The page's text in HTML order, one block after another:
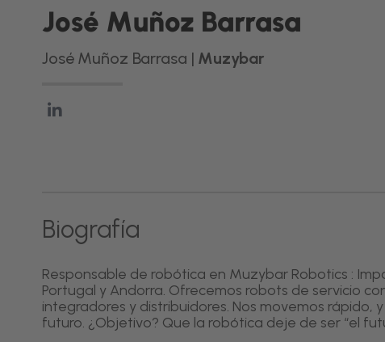
José Muñoz Barrasa
José Muñoz Barrasa | Muzybar
Biografía
Responsable de robótica en Muzybar Robotics :
Portugal y Andorra. Ofrecemos robots de servicio
integradores y distribuidores. Nos movemos
futuro. ¿Objetivo? Que la robótica deje de ser “el